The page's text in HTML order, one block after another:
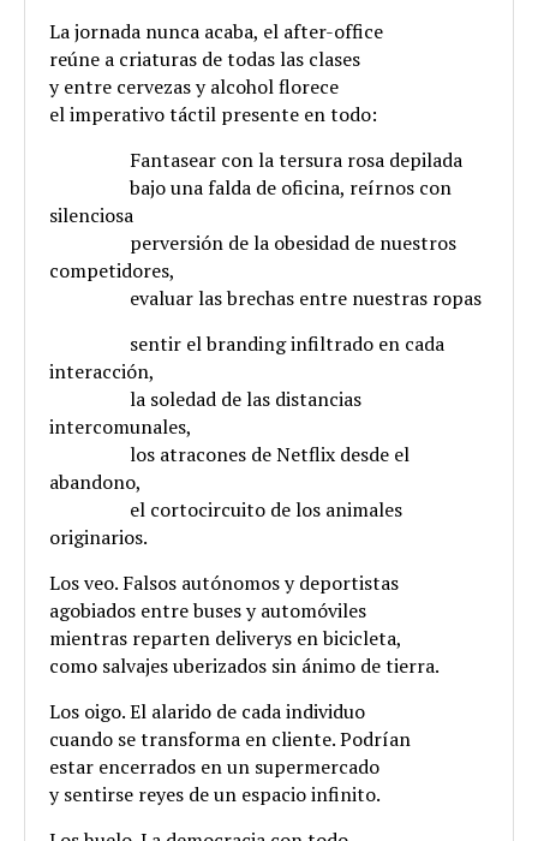
La jornada nunca acaba, el after-office
reúne a criaturas de todas las clases
y entre cervezas y alcohol florece
el imperativo táctil presente en todo:
Fantasear con la tersura rosa depilada
.bajo una falda de oficina, reírnos con
silenciosa
perversión de la obesidad de nuestros
competidores,
evaluar las brechas entre nuestras ropas
sentir el branding infiltrado en cada
interacción,
la soledad de las distancias
intercomunales,
los atracones de Netflix desde el
abandono,
el cortocircuito de los animales
originarios.
Los veo. Falsos autónomos y deportistas
agobiados entre buses y automóviles
mientras reparten deliverys en bicicleta,
como salvajes uberizados sin ánimo de tierra.
Los oigo. El alarido de cada individuo
cuando se transforma en cliente. Podrían
estar encerrados en un supermercado
y sentirse reyes de un espacio infinito.